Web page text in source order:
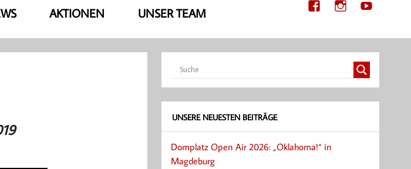
AKTIONEN UNSER TEAM
UNSERE NEUESTEN BEITRÄGE
Domplatz Open Air 2026: „Oklahoma!“ in
Magdeburg